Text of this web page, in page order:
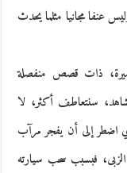
عنفا مجانيا مثلما يحدث
ذات قصص منفصلة
سنتعاطف أكثر، لا
اضطر إلى أن يفجر مرآب
فبسبب سحب سيارته